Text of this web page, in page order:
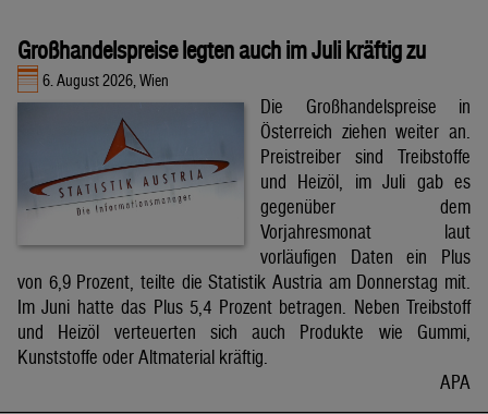
Großhandelspreise legten auch im Juli kräftig zu
6. August 2026, Wien
Die Großhandelspreise in
Österreich ziehen weiter an.
Preistreiber sind Treibstoffe
und Heizöl, im Juli gab es
gegenüber dem
Vorjahresmonat laut
vorläufigen Daten ein Plus
von 6,9 Prozent, teilte die Statistik Austria am Donnerstag mit.
Im Juni hatte das Plus 5,4 Prozent betragen. Neben Treibstoff
und Heizöl verteuerten sich auch Produkte wie Gummi,
Kunststoffe oder Altmaterial kräftig.
APA